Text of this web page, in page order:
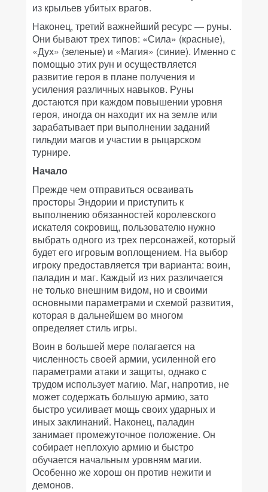
из крыльев убитых врагов.
Наконец, третий важнейший ресурс — руны.
Они бывают трех типов: «Сила» (красные),
«Дух» (зеленые) и «Магия» (синие). Именно с
помощью этих рун и осуществляется
развитие героя в плане получения и
усиления различных навыков. Руны
достаются при каждом повышении уровня
героя, иногда он находит их на земле или
зарабатывает при выполнении заданий
гильдии магов и участии в рыцарском
турнире.
Начало
Прежде чем отправиться осваивать
просторы Эндории и приступить к
выполнению обязанностей королевского
искателя сокровищ, пользователю нужно
выбрать одного из трех персонажей, который
будет его игровым воплощением. На выбор
игроку предоставляется три варианта: воин,
паладин и маг. Каждый из них различается
не только внешним видом, но и своими
основными параметрами и схемой развития,
которая в дальнейшем во многом
определяет стиль игры.
Воин в большей мере полагается на
численность своей армии, усиленной его
параметрами атаки и защиты, однако с
трудом использует магию. Маг, напротив, не
может содержать большую армию, зато
быстро усиливает мощь своих ударных и
иных заклинаний. Наконец, паладин
занимает промежуточное положение. Он
собирает неплохую армию и быстро
обучается начальным уровням магии.
Особенно же хорош он против нежити и
демонов.